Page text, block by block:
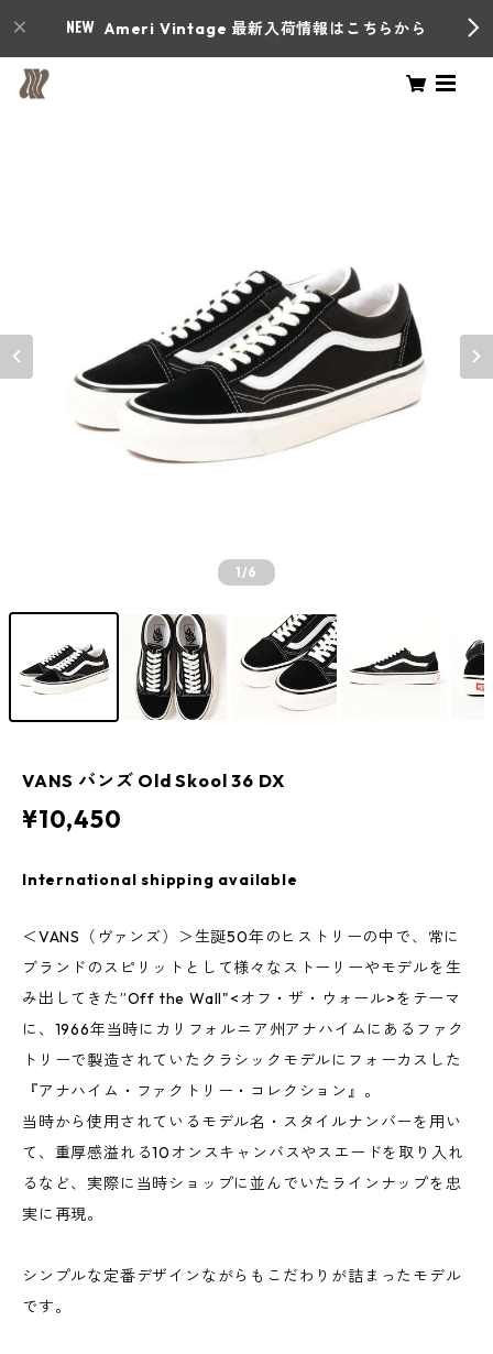
Ameri Vintage 最新入荷情報はこちらから
1/6
VANS バンズ Old Skool 36 DX
¥10,450
International shipping available
＜VANS（ヴァンズ）＞生誕50年のヒストリーの中で、常に
ブランドのスピリットとして様々なストーリーやモデルを生
み出してきた”Off the Wall"<オフ・ザ・ウォール>をテーマ
に、1966年当時にカリフォルニア州アナハイムにあるファク
トリーで製造されていたクラシックモデルにフォーカスした
『アナハイム・ファクトリー・コレクション』。
当時から使用されているモデル名・スタイルナンバーを用い
て、重厚感溢れる10オンスキャンバスやスエードを取り入れ
るなど、実際に当時ショップに並んでいたラインナップを忠
実に再現。
シンプルな定番デザインながらもこだわりが詰まったモデル
です。